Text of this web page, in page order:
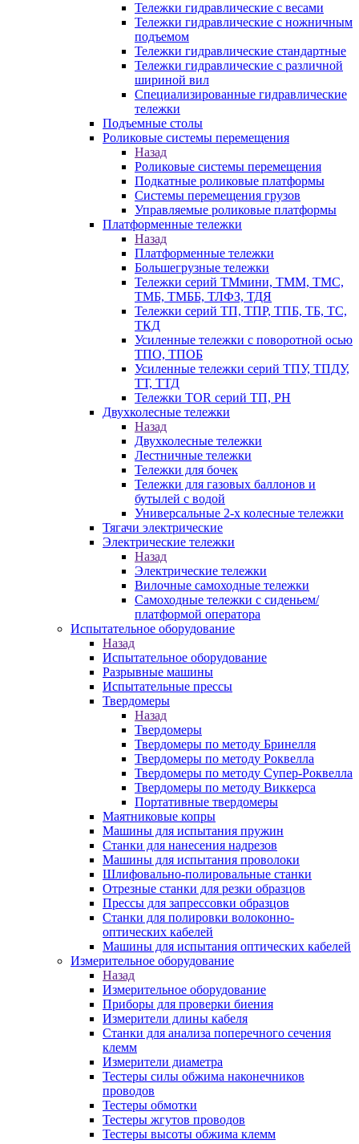
Тележки гидравлические с весами
Тележки гидравлические с ножничным
подъемом
Тележки гидравлические стандартные
Тележки гидравлические с различной
шириной вил
Специализированные гидравлические
тележки
Подъемные столы
Роликовые системы перемещения
Назад
Роликовые системы перемещения
Подкатные роликовые платформы
Системы перемещения грузов
Управляемые роликовые платформы
Платформенные тележки
Назад
Платформенные тележки
Большегрузные тележки
Тележки серий ТМмини, ТММ, ТМС,
ТМБ, ТМББ, ТЛФЗ, ТДЯ
Тележки серий ТП, ТПР, ТПБ, ТБ, ТС,
ТКД
Усиленные тележки с поворотной осью
ТПО, ТПОБ
Усиленные тележки серий ТПУ, ТПДУ,
ТТ, ТТД
Тележки TOR серий ТП, PH
Двухколесные тележки
Назад
Двухколесные тележки
Лестничные тележки
Тележки для бочек
Тележки для газовых баллонов и
бутылей с водой
Универсальные 2-х колесные тележки
Тягачи электрические
Электрические тележки
Назад
Электрические тележки
Вилочные самоходные тележки
Самоходные тележки с сиденьем/
платформой оператора
Испытательное оборудование
Назад
Испытательное оборудование
Разрывные машины
Испытательные прессы
Твердомеры
Назад
Твердомеры
Твердомеры по методу Бринелля
Твердомеры по методу Роквелла
Твердомеры по методу Супер-Роквелла
Твердомеры по методу Виккерса
Портативные твердомеры
Маятниковые копры
Машины для испытания пружин
Станки для нанесения надрезов
Машины для испытания проволоки
Шлифовально-полировальные станки
Отрезные станки для резки образцов
Прессы для запрессовки образцов
Станки для полировки волоконно-
оптических кабелей
Машины для испытания оптических кабелей
Измерительное оборудование
Назад
Измерительное оборудование
Приборы для проверки биения
Измерители длины кабеля
Станки для анализа поперечного сечения
клемм
Измерители диаметра
Тестеры силы обжима наконечников
проводов
Тестеры обмотки
Тестеры жгутов проводов
Тестеры высоты обжима клемм